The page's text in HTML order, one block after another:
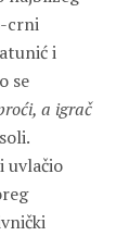
crni
i
se
a igrač
uvlačio